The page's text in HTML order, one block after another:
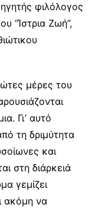
φιλόλογος
“Ίστρια Ζωή”,
μέρες του
Γι’ αυτό
τη δριμύτητα
και
στη διάρκειά
γεμίζει
ακόμη να